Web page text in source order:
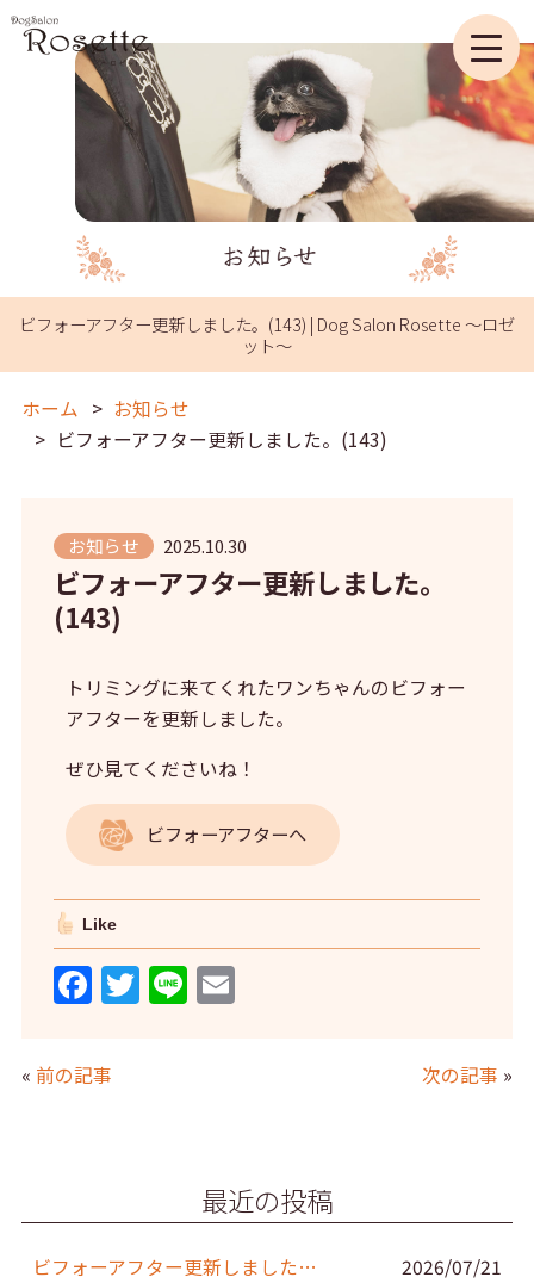
ビフォーアフター更新しました。(143) | Dog Salon Rosette ～ロゼ
ット～
ホーム
お知らせ
ビフォーアフター更新しました。(143)
お知らせ 2025.10.30
ビフォーアフター更新しました。
(143)
トリミングに来てくれたワンちゃんのビフォー
アフターを更新しました。
ぜひ見てくださいね！
ビフォーアフターへ
Like
F
a
c
e
o
k
T
w
Li
n
E
« 前の記事 次の記事 »
最近の投稿
ビフォーアフター更新しました。(152)
2026/07/21